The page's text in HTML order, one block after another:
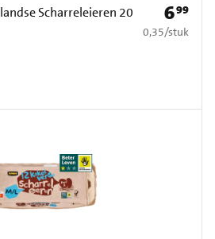
Scharreleieren 20
Prijs: €
699
€ 0,35 per stuk
0,35/stuk